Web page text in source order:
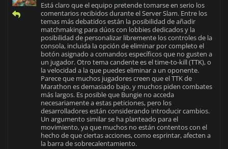
Está claro que el equipo pretende tomarse en serio los
comentarios recibidos durante el Server Slam. Entre los
temas más debatidos están la posibilidad de añadir
matchmaking para dúos con lobbies dedicados y la
posibilidad de personalizar libremente los controles de la
consola, incluida la opción de eliminar por completo el
botón asignado a comandos específicos que no gusten a
un jugador. Otro tema candente es el time-to-kill (TTK), o
la velocidad a la que puedes eliminar a un oponente.
Parece que muchos jugadores creen que el TTK de
Marathon es demasiado bajo, y muchos piden combates
más largos. Es posible que Bungie no acceda
necesariamente a estas peticiones, pero los
desarrolladores están considerando introducir cambios.
Un argumento similar se ha planteado para el
movimiento, ya que muchos no están contentos con el
hecho de que ciertas acciones, como esprintar, afecten a
la barra de sobrecalentamiento.